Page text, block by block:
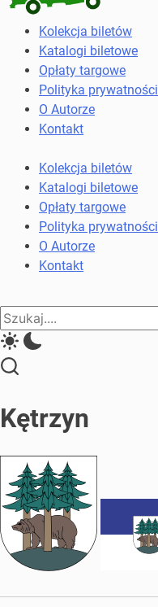
Kolekcja
biletów
komunikacji
miejskiej
kolejowych
Kolekcja biletów
Katalogi biletowe
Opłaty targowe
Polityka prywatności
O Autorze
Kontakt
Kolekcja biletów
Katalogi biletowe
Opłaty targowe
Polityka prywatności
O Autorze
Kontakt
Close
Search
Kętrzyn